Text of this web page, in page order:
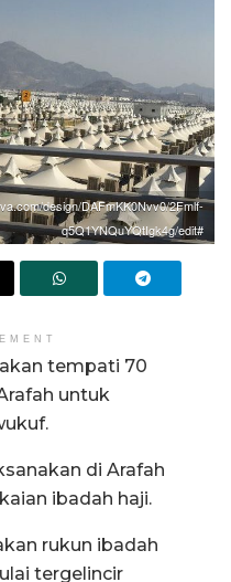
design/DAFmKK0Nvv0/2Fmlf-
q5Q1YNQuYQtIgk4g/edit#
tempati 70
untuk
di Arafah
ibadah haji.
rukun ibadah
tergelincir